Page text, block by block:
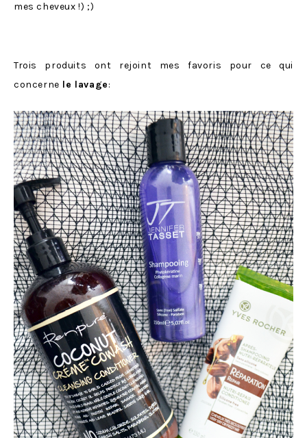
mes cheveux !) ;)
Trois produits ont rejoint mes favoris pour ce qui
concerne le lavage: